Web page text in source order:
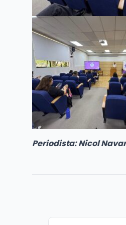
Periodista: Nicol